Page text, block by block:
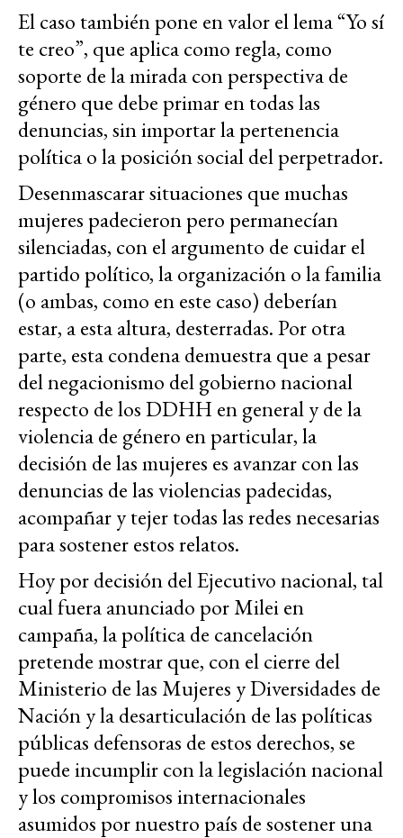
El caso también pone en valor el lema “Yo sí
te creo”, que aplica como regla, como
soporte de la mirada con perspectiva de
género que debe primar en todas las
denuncias, sin importar la pertenencia
política o la posición social del perpetrador.
Desenmascarar situaciones que muchas
mujeres padecieron pero permanecían
silenciadas, con el argumento de cuidar el
partido político, la organización o la familia
(o ambas, como en este caso) deberían
estar, a esta altura, desterradas. Por otra
parte, esta condena demuestra que a pesar
del negacionismo del gobierno nacional
respecto de los DDHH en general y de la
violencia de género en particular, la
decisión de las mujeres es avanzar con las
denuncias de las violencias padecidas,
acompañar y tejer todas las redes necesarias
para sostener estos relatos.
Hoy por decisión del Ejecutivo nacional, tal
cual fuera anunciado por Milei en
campaña, la política de cancelación
pretende mostrar que, con el cierre del
Ministerio de las Mujeres y Diversidades de
Nación y la desarticulación de las políticas
públicas defensoras de estos derechos, se
puede incumplir con la legislación nacional
y los compromisos internacionales
asumidos por nuestro país de sostener una